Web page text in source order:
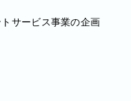
サービス事業の企画